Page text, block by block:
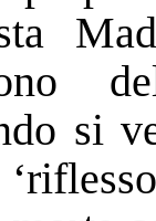
si